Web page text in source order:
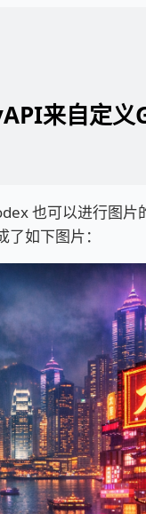
来自定义
也可以进行图片
了如下图片：